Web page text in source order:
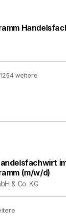
weitere
(m/w/d)
& Co. KG